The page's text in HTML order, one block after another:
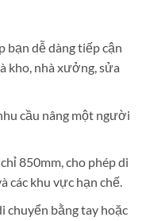
bạn dễ dàng tiếp cận
kho, nhà xưởng, sửa
cầu nâng một người
850mm, cho phép di
các khu vực hạn chế.
chuyển bằng tay hoặc